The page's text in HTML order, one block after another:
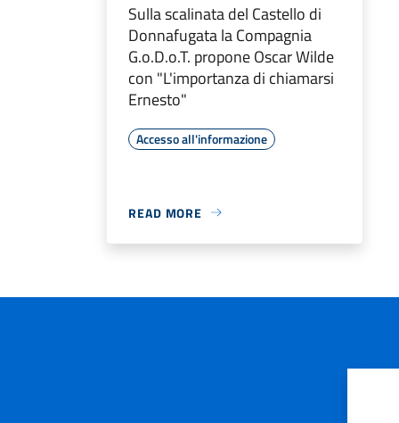
Sulla scalinata del Castello di
Donnafugata la Compagnia
G.o.D.o.T. propone Oscar Wilde
con "L'importanza di chiamarsi
Ernesto"
Accesso all'informazione
READ MORE